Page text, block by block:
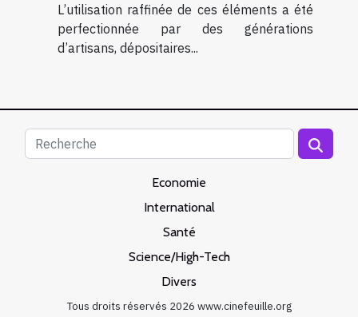
L’utilisation raffinée de ces éléments a été
perfectionnée par des générations
d’artisans, dépositaires...
Economie
International
Santé
Science/High-Tech
Divers
Tous droits réservés 2026 www.cinefeuille.org